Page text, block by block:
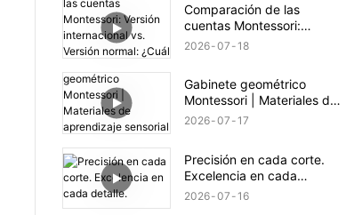
Comparación de las
cuentas Montessori:
Versión internacional vs.
2026 07 18
Gabinete geométrico
Montessori | Materiales de
aprendizaje sensorial |
2026 07 17
Precisión en cada corte.
Excelencia en cada
detalle.
2026 07 16